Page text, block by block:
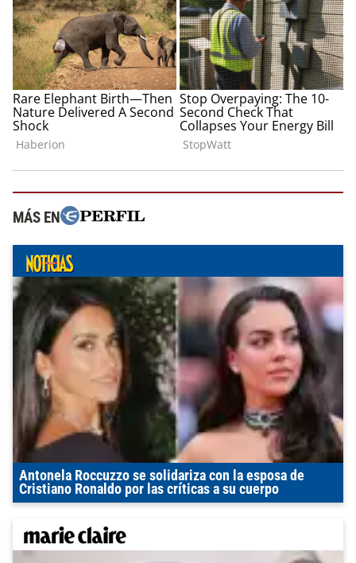
MÁS EN
Antonela Roccuzzo se solidariza con la esposa de
Cristiano Ronaldo por las críticas a su cuerpo